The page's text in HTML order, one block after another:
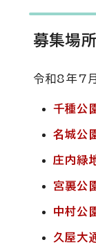
募集場所
令和8年7月
千種公
名城公
庄内緑
宮裏公
中村公
久屋大